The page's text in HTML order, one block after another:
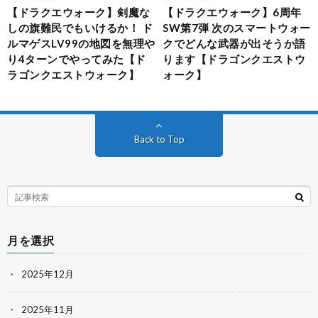
【ドラクエウォーク】剣魔な
しの旗難民でもいけるか！ ド
ルマゲスLV99の地図を無理や
り4ターンでやってみた【ド
ラゴンクエストウォーク】
【ドラクエウォーク】6周年
SW第7弾 次のスマートウォー
クでどんな武器が出そうか語
ります【ドラゴンクエストウ
ォーク】
Back to Top
月を選択
2025年12月
2025年11月